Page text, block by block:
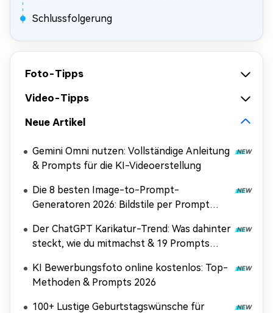
Schlussfolgerung
Foto-Tipps
Video-Tipps
Neue Artikel
Gemini Omni nutzen: Vollständige Anleitung
& Prompts für die KI-Videoerstellung
Die 8 besten Image-to-Prompt-
Generatoren 2026: Bildstile per Prompt
Der ChatGPT Karikatur-Trend: Was dahinter
steckt, wie du mitmachst & 19 Prompts
KI Bewerbungsfoto online kostenlos: Top-
Methoden & Prompts 2026
100+ Lustige Geburtstagswünsche für